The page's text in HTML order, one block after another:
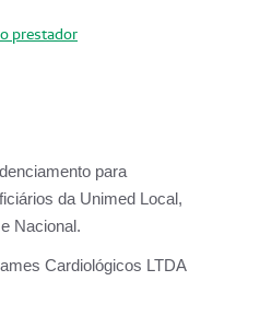
prestador
para
da Unimed Local,
Nacional.
Cardiológicos LTDA